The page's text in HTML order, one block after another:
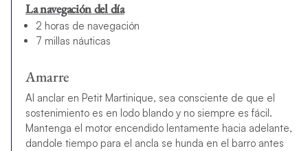
La navegación del día
2 horas de navegación
7 millas náuticas
Amarre
Al anclar en Petit Martinique, sea consciente de que el
sostenimiento es en lodo blando y no siempre es fácil.
Mantenga el motor encendido lentamente hacia adelante,
dandole tiempo para el ancla se hunda en el barro antes